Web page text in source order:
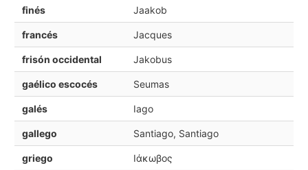
finés Jaakob
francés Jacques
frisón occidental Jakobus
gaélico escocés Seumas
galés Iago
gallego Santiago, Santiago
griego Ιάκωβος